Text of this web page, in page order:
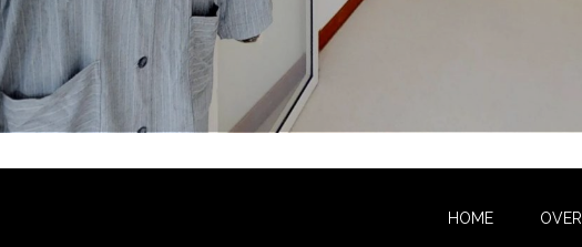
HOME OVER